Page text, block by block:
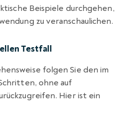
Beispiele durchgehen,
zu veranschaulichen.
Testfall
folgen Sie den im
ohne auf
Hier ist ein